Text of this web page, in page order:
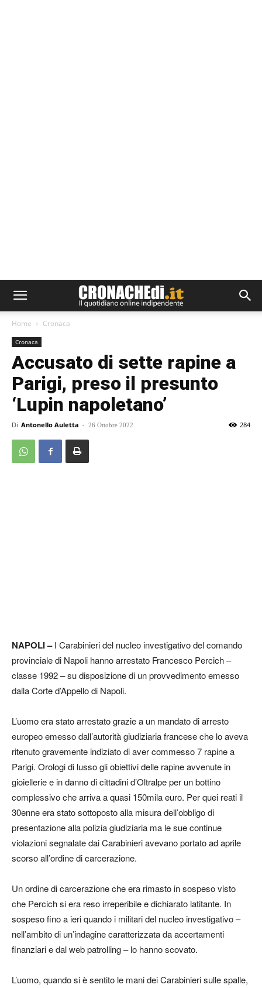
Home Cronaca
Cronaca
Accusato di sette rapine a
Parigi, preso il presunto
‘Lupin napoletano’
Di Antonello Auletta - 26 Ottobre 2022 284
NAPOLI –I Carabinieri del nucleo investigativo del comando
provinciale di Napoli hanno arrestato Francesco Percich –
classe 1992 – su disposizione di un provvedimento emesso
dalla Corte d’Appello di Napoli.
L’uomo era stato arrestato grazie a un mandato di arresto
europeo emesso dall’autorità giudiziaria francese che lo aveva
ritenuto gravemente indiziato di aver commesso 7 rapine a
Parigi. Orologi di lusso gli obiettivi delle rapine avvenute in
gioiellerie e in danno di cittadini d’Oltralpe per un bottino
complessivo che arriva a quasi 150mila euro. Per quei reati il
30enne era stato sottoposto alla misura dell’obbligo di
presentazione alla polizia giudiziaria ma le sue continue
violazioni segnalate dai Carabinieri avevano portato ad aprile
scorso all’ordine di carcerazione.
Un ordine di carcerazione che era rimasto in sospeso visto
che Percich si era reso irreperibile e dichiarato latitante. In
sospeso fino a ieri quando i militari del nucleo investigativo –
nell’ambito di un’indagine caratterizzata da accertamenti
finanziari e dal web patrolling – lo hanno scovato.
L’uomo, quando si è sentito le mani dei Carabinieri sulle spalle,